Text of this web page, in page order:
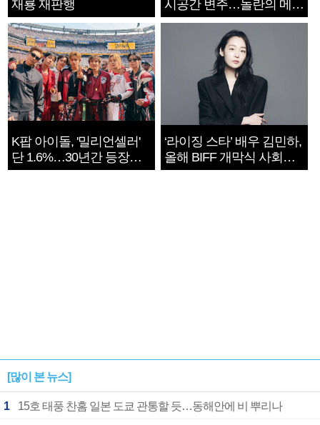
재룡 재판행
시공간 변주…놀란의 메시
지는 ‘전쟁 속죄’
K팝 아이돌, '밀리언셀러'
단 1.6%…30년간 등장
1182개팀 전수조사
‘라이징 스타’ 배우 김민하,
올해 BIFF 개막식 사회자
확정
[많이 본 뉴스]
1 15호 태풍 찬홈 일본 도쿄 관통할 듯…동해안에 비 뿌리나